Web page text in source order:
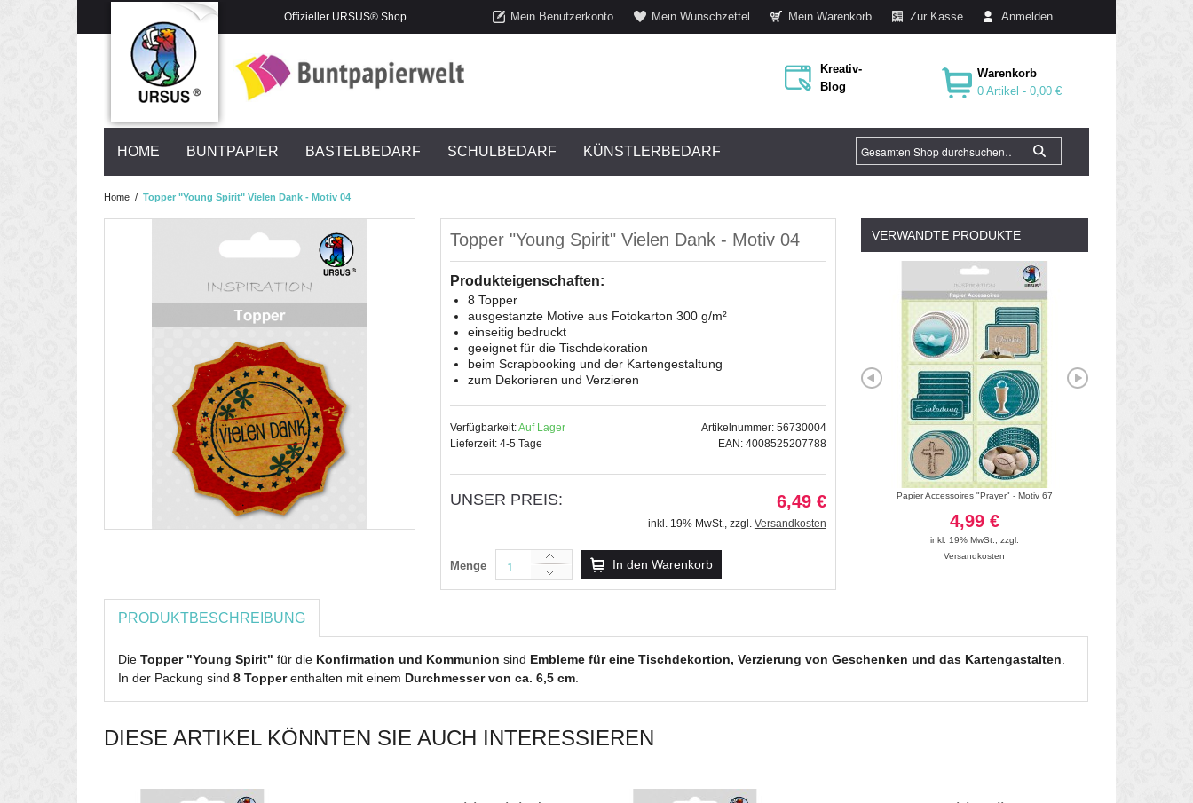
Offizieller URSUS® Shop Mein Benutzerkonto Mein Wunschzettel Mein Warenkorb Zur Kasse Anmelden
Kreativ-
Blog
Warenkorb
0 Artikel -0,00 €
HOME BUNTPAPIER BASTELBEDARF SCHULBEDARF KÜNSTLERBEDARF
Home / Topper "Young Spirit" Vielen Dank - Motiv 04
Topper "Young Spirit" Vielen Dank - Motiv 04
Produkteigenschaften:
8 Topper
ausgestanzte Motive aus Fotokarton 300 g/m²
einseitig bedruckt
geeignet für die Tischdekoration
beim Scrapbooking und der Kartengestaltung
zum Dekorieren und Verzieren
Verfügbarkeit:Auf Lager
Lieferzeit: 4-5 Tage
Artikelnummer: 56730004
EAN: 4008525207788
UNSER PREIS: 6,49 €
inkl. 19% MwSt., zzgl. Versandkosten
Menge In den Warenkorb
VERWANDTE PRODUKTE
Kreativ Accessoires "Einladung" gold - Motiv 144
5,99 €
Papier Accessoires "Prayer" - Motiv 67
4,99 €
inkl. 19% MwSt.
zzgl.
Versandkosten
PRODUKTBESCHREIBUNG
Die Topper "Young Spirit" für die Konfirmation und Kommunion sind Embleme für eine Tischdekortion, Verzierung von Geschenken und das Kartengastalten
In der Packung sind 8 Topperenthalten mit einem Durchmesser von ca. 6,5 cm
DIESE ARTIKEL KÖNNTEN SIE AUCH INTERESSIEREN